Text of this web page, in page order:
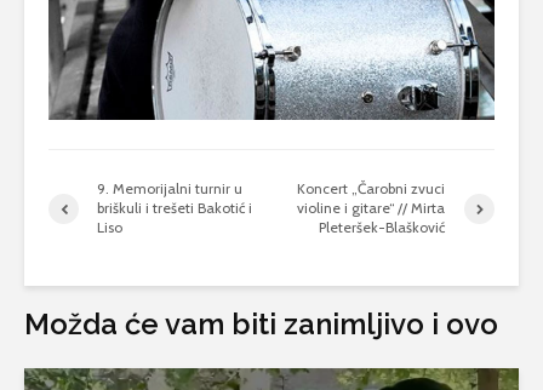
9. Memorijalni turnir u
briškuli i trešeti Bakotić i
Liso
Koncert „Čarobni zvuci
violine i gitare“ // Mirta
Pleteršek-Blašković
Možda će vam biti zanimljivo i ovo